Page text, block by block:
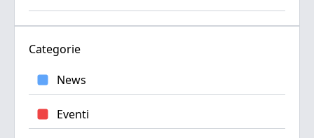
Categorie
News
Eventi